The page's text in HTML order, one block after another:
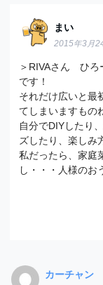
まい
2015年3月
＞RIVAさん ひろ
です！
それだけ広いと最
てしまいますもの
自分でDIYしたり
ズしたり、楽しみ
私だったら、家庭
し・・・人様のお
カーチャン